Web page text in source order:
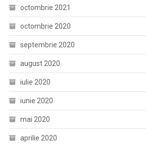
octombrie 2021
octombrie 2020
septembrie 2020
august 2020
iulie 2020
iunie 2020
mai 2020
aprilie 2020